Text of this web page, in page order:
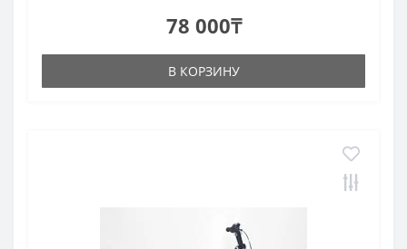
78 000₸
В КОРЗИНУ